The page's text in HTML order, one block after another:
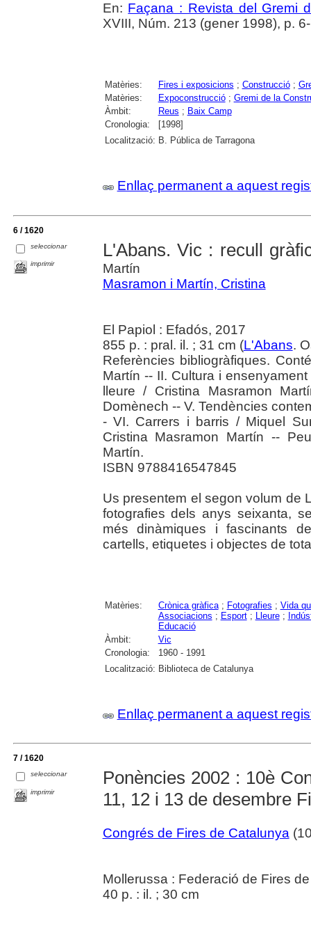
En: Façana : Revista del Gremi
XVIII, Núm. 213 (gener 1998), p.
Matèries: Fires i exposicions ; Construcció;
Matèries:
Expoconstrucció; Gremi de la
Àmbit:
Reus ; Baix Camp
Cronologia:
[1998]
Localització: B. Pública de Tarragona
Enllaç permanent a aquest
6 / 1620
seleccionar
imprimir
L'Abans. Vic : recull
Martín
Masramon i Martín, Cristina
El Papiol : Efadós, 2017
855 p. : pral. il. ; 31 cm (L'Abans.
Referències bibliogràfiques.
Martín -- II. Cultura i
lleure / Cristina Masramon
Domènech -- V. Tendències
- VI. Carrers i barris / Miquel
Cristina Masramon Martín --
Martín.
ISBN 9788416547845
Us presentem el segon volum de
fotografies dels anys seixanta,
més dinàmiques i fascinants
cartells, etiquetes i objectes de
Matèries: Crònica gràfica; Fotografies ; Vida
Associacions ; Esport; Lleure;
Educació
Àmbit:
Vic
Cronologia:
1960 - 1991
Localització: Biblioteca de Catalunya
Enllaç permanent a aquest
7 / 1620
seleccionar
imprimir
Ponències 2002 : 10è
11, 12 i 13 de desembre
Congrés de Fires de Catalunya
Mollerussa : Federació de Fires
40 p. : il. ; 30 cm